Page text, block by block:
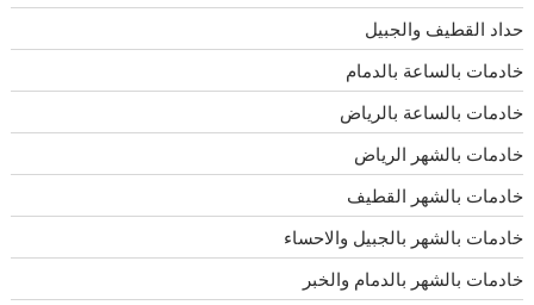
حداد القطيف والجبيل
خادمات بالساعة بالدمام
خادمات بالساعة بالرياض
خادمات بالشهر الرياض
خادمات بالشهر القطيف
خادمات بالشهر بالجبيل والاحساء
خادمات بالشهر بالدمام والخبر